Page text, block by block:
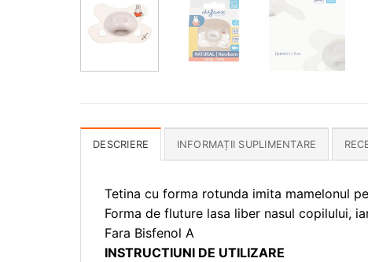
DESCRIERE INFORMAȚII SUPLIMENTARE
Tetina cu forma rotunda imita mamelonul
Forma de fluture lasa liber nasul copilului,
Fara Bisfenol A
INSTRUCTIUNI DE UTILIZARE